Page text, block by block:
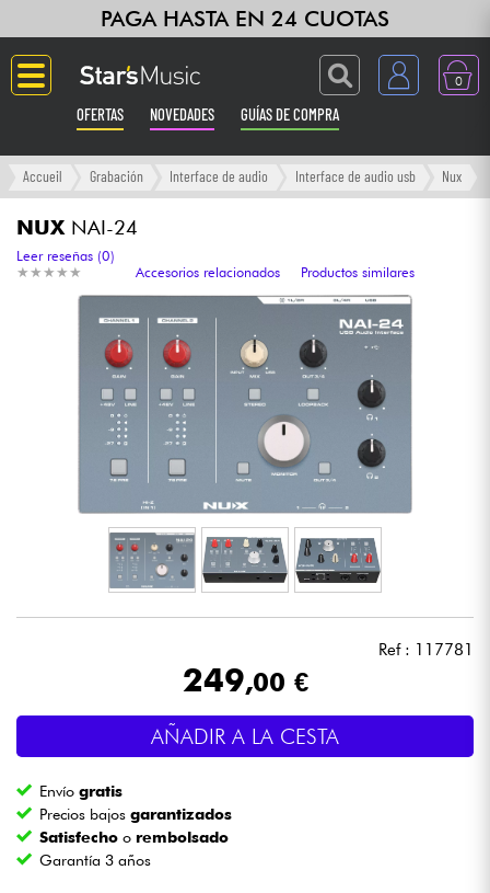
PAGA HASTA EN 24 CUOTAS
0
OFERTAS NOVEDADES GUÍAS DE COMPRA
Langue
Guitarras & Bajos
Ampli & Efectos
Pianos
Sintetizadores & samplers
Grabación
Auriculares
Micros
Sistemas de Sonido
Batería y percusión
Vientos
Accueil Grabación Interface de audio Interface de audio usb Nux
NUX NAI-24
★ ★ ★ ★ ★
★ ★ ★ ★ ★
Leer reseñas (0)
Accesorios relacionados
Productos similares
Ref : 117781
249,00 €
AÑADIR A LA CESTA
Envíogratis
Precios bajosgarantizados
Satisfecho o rembolsado
Garantía 3 años